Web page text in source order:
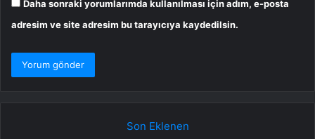
Daha sonraki yorumlarımda kullanılması için adım, e-posta
adresim ve site adresim bu tarayıcıya kaydedilsin.
Son Eklenen